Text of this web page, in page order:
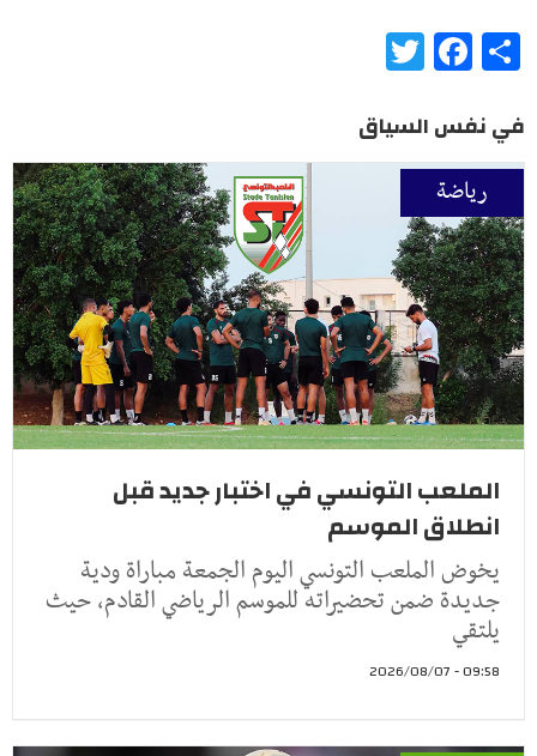
Share
Facebook
في نفس السياق
رياضة
الملعب التونسي في اختبار جديد قبل
انطلاق الموسم
يخوض الملعب التونسي اليوم الجمعة مباراة ودية
جديدة ضمن تحضيراته للموسم الرياضي القادم، حيث
يلتقي
09:58 - 2026/08/07